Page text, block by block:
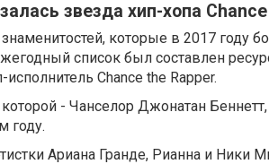
звезда хип-хопа
которые в 2017 году
список был составлен
Chance the Rapper.
- Чанселор Джонатан
году.
Ариана Гранде, Рианна и Ники